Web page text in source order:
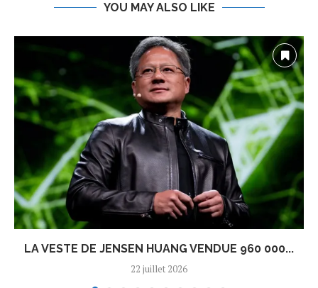
YOU MAY ALSO LIKE
LA VESTE DE JENSEN HUANG VENDUE 960 000...
22 juillet 2026